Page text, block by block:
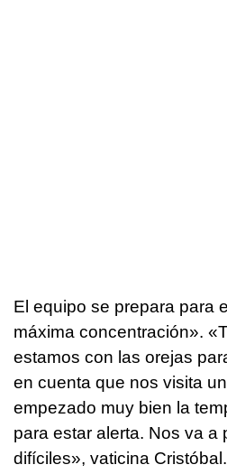
El equipo se prepara para
máxima concentración».
estamos con las orejas
en cuenta que nos visita
empezado muy bien la
para estar alerta. Nos va a
difíciles», vaticina Cristóbal.